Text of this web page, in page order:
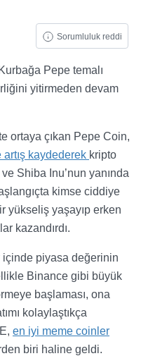
Sorumluluk reddi
Pepe temalı
yitirmeden devam
ortaya çıkan Pepe Coin,
kaydederek kripto
Shiba Inu’nun yanında
kimse ciddiye
yükseliş yaşayıp erken
kazandırdı.
içinde piyasa değerinin
Binance gibi büyük
başlaması, ona
kolaylaştıkça
en iyi meme coinler
biri haline geldi.